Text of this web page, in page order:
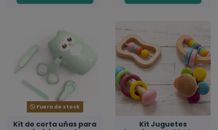
Fuera de stock
Kit de corta uñas para
Kit Juguetes